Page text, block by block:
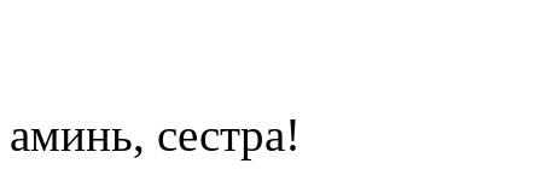
аминь, сестра!